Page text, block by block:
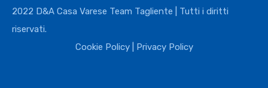
2022 D&A Casa Varese Team Tagliente | Tutti i diritti
riservati.
Cookie Policy
Privacy Policy